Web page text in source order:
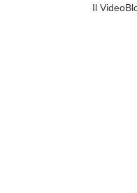
Il